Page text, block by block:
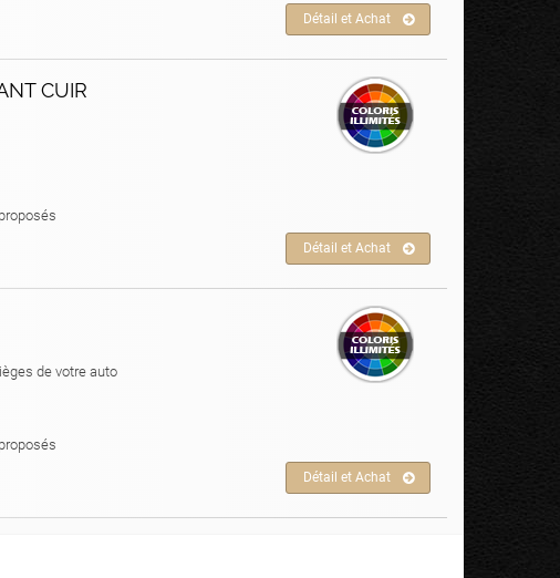
Détail et Achat
CUIR
Détail et Achat
de votre auto
Détail et Achat